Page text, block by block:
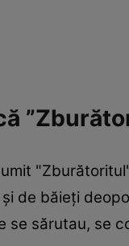
de băieți
se sărutau, se